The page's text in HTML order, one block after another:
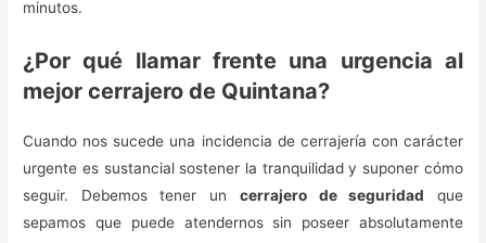
minutos.
¿Por qué llamar frente una urgencia al
mejor cerrajero de Quintana?
Cuando nos sucede una incidencia de cerrajería con carácter
urgente es sustancial sostener la tranquilidad y suponer cómo
seguir. Debemos tener un cerrajero de seguridad que
sepamos que puede atendernos sin poseer absolutamente